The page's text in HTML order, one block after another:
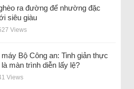
ra đường để nhường đặc
siêu giàu
Views
Bộ Công an: Tinh giản thực
màn trình diễn lấy lệ?
Views